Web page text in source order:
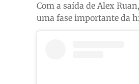
Com a saída de Alex
uma fase importante da